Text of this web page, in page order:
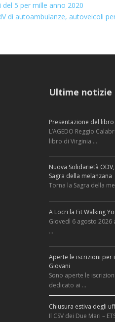
5 per mille anno 2020
di autoambulanze, autoveicoli
Ultime notizie
Presentazione del
L’AGEDO Reggio
libro di Virginia …
Nuova Solidarietà
Sagra della melanzana
Torna la Sagra della
A Locri la Fit Walking
Giovedì 6 agosto 2026
…
Aperte le iscrizioni per
Giovani
Sono aperte le
dedicato ai …
Chiusura estiva degli
Il CSV dei Due Mari –